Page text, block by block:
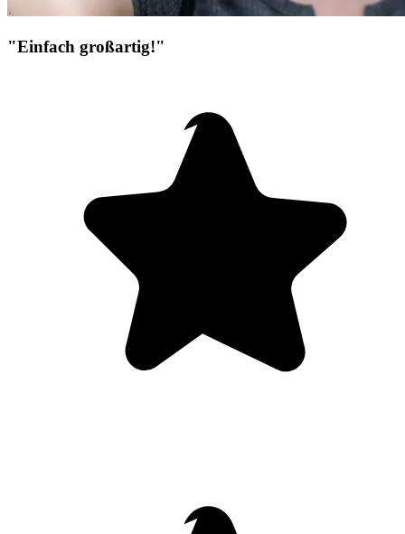
"Einfach großartig!"